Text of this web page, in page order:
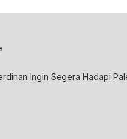
Ingin Segera Hadapi